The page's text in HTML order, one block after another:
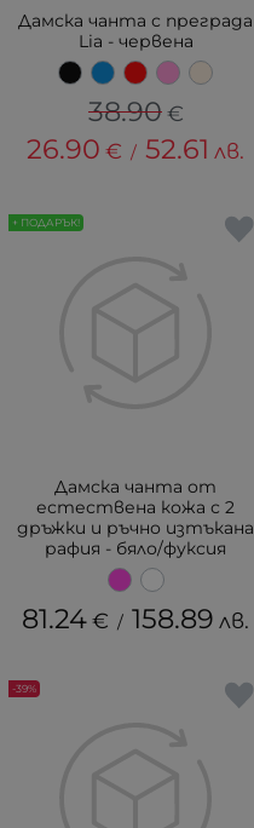
Дамска чанта с преграда
Lia - червена
38.90 €
26.90 € / 52.61 лв.
Дамска чанта от
естествена кожа с 2
дръжки и ръчно изтъкана
рафия - бяло/фуксия
81.24€ / 158.89 лв.
+ ПОДАРЪК!
-39%